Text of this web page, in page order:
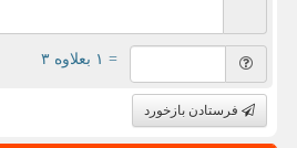
= ۱ بعلاوه ۳
فرستادن بازخورد